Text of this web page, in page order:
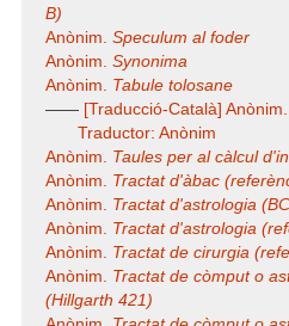
B)
Anònim. Speculum al foder
Anònim. Synonima
Anònim. Tabule tolosane
—— [Traducció-Català] Anònim.
Traductor: Anònim
Anònim. Taules per al càlcul
Anònim. Tractat d'àbac
Anònim. Tractat d'astrologia
Anònim. Tractat d'astrologia
Anònim. Tractat de cirurgia
Anònim. Tractat de còmput o
(Hillgarth 421)